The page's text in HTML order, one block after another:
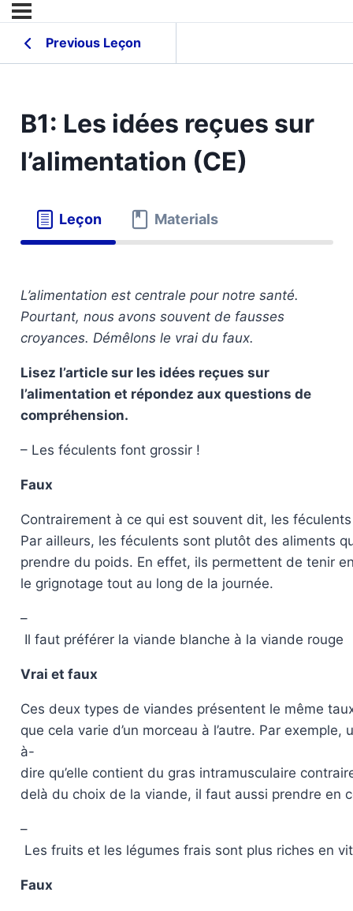
Previous Leçon
B1: Les idées reçues sur
l’alimentation (CE)
Leçon Materials
L’alimentation est centrale pour notre santé.
Pourtant, nous avons souvent de fausses
croyances. Démêlons le vrai du faux.
Lisez l’article sur les idées reçues sur
l’alimentation et répondez aux questions de
compréhension.
– Les féculents font grossir !
Faux
Contrairement à ce qui est souvent dit, les
Par ailleurs, les féculents sont plutôt des aliments
prendre du poids. En effet, ils permettent de tenir
le grignotage tout au long de la journée.
–
Il faut préférer la viande blanche à la viande rouge
Vrai et faux
Ces deux types de viandes présentent le même
que cela varie d’un morceau à l’autre. Par
à-
dire qu’elle contient du gras intramusculaire
delà du choix de la viande, il faut aussi prendre en
–
Les fruits et les légumes frais sont plus riches en
Faux